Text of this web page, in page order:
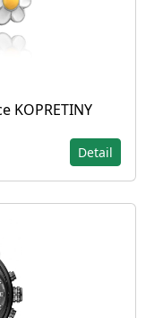
KOPRETINY
Detail